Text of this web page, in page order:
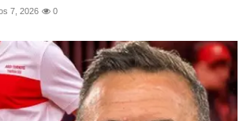
7, 2026 0